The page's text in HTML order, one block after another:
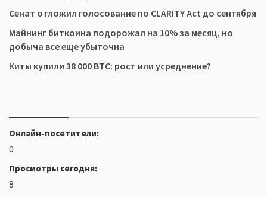
Сенат отложил голосование по CLARITY Act до сентября
Майнинг биткоина подорожал на 10% за месяц, но
добыча все еще убыточна
Киты купили 38 000 BTC: рост или усреднение?
Онлайн-посетители:
0
Просмотры сегодня:
8